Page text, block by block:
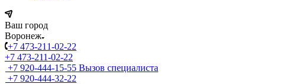
Ваш город
Воронеж
+7 473-211-02-22
+7 473-211-02-22
+7 920-444-15-55 Вызов специалиста
+7 920-444-32-22